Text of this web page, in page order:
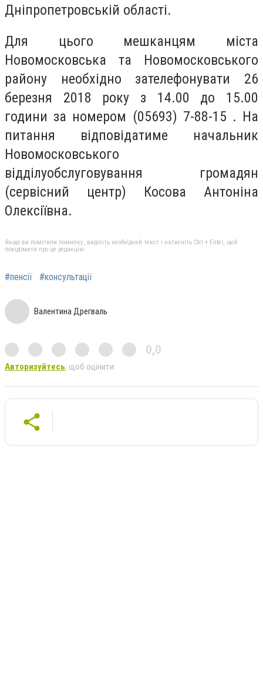
Дніпропетровській області.
Для цього мешканцям міста
Новомосковська та Новомосковського
району необхідно зателефонувати 26
березня 2018 року з 14.00 до 15.00
години за номером (05693) 7-88-15 . На
питання відповідатиме начальник
Новомосковського
відділуобслуговування громадян
(сервісний центр) Косова Антоніна
Олексіївна.
Якщо ви помітили помилку, виділіть необхідний текст і натисніть Ctrl + Enter, щоб
повідомити про це редакцію
#пенсії #консультації
Валентина Дрегваль
0,0
Авторизуйтесь, щоб оцінити